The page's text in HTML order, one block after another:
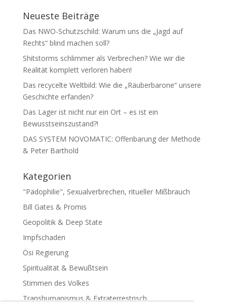
Neueste Beiträge
Das NWO-Schutzschild: Warum uns die „Jagd auf
Rechts“ blind machen soll?
Shitstorms schlimmer als Verbrechen? Wie wir die
Realität komplett verloren haben!
Das recycelte Weltbild: Wie die „Räuberbarone“ unsere
Geschichte erfanden?
Das Lager ist nicht nur ein Ort – es ist ein
Bewusstseinszustand?!
DAS SYSTEM NOVOMATIC: Offenbarung der Methode
& Peter Barthold
Kategorien
"Pädophilie", Sexualverbrechen, ritueller Mißbrauch
Bill Gates & Promis
Geopolitik & Deep State
Impfschaden
Ösi Regierung
Spiritualität & Bewußtsein
Stimmen des Volkes
Transhumanismus & Extraterrestrisch